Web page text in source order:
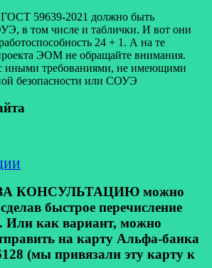
59639-2021 должно быть
в том числе и таблички. И вот они
24 + 1. А на те
ЭОМ не обращайте внимания.
иными требованиями, не имеющими
безопасности или СОУЭ
ЗА КОНСУЛЬТАЦИЮ можно
быстрое перечисление
как вариант, можно
на карту Альфа-банка
(мы привязали эту карту к